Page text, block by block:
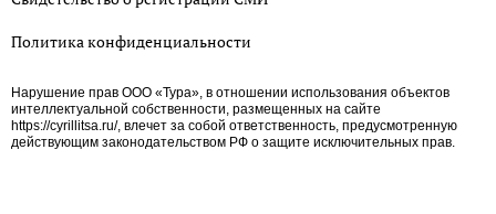
Политика конфиденциальности
Нарушение прав ООО «Тура», в отношении использования объектов
интеллектуальной собственности, размещенных на сайте
https://cyrillitsa.ru/, влечет за собой ответственность, предусмотренную
действующим законодательством РФ о защите исключительных прав.